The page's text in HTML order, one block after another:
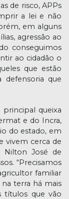
de risco, APPs
a lei e não
em alguns
agressão ao
conseguimos
ao cidadão o
que estão
defensoria que
queixa
e do Incra,
do estado, em
vivem cerca de
Nilton José de
“Precisamos
familiar
terra há mais
títulos que vão